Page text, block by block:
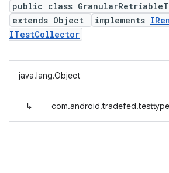
public class
extends Object
implements
ITestCollector
java.lang.Object
↳